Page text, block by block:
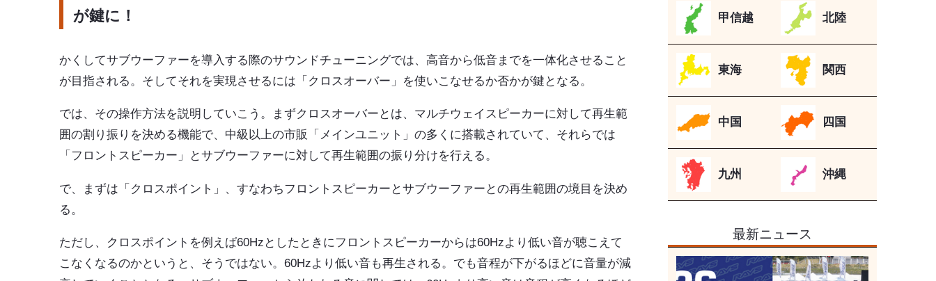
が鍵に！
かくしてサブウーファーを導入する際のサウンドチューニングでは、高音から低音までを一体化させること
が目指される。そしてそれを実現させるには「クロスオーバー」を使いこなせるか否かが鍵となる。
では、その操作方法を説明していこう。まずクロスオーバーとは、マルチウェイスピーカーに対して再生範
囲の割り振りを決める機能で、中級以上の市販「メインユニット」の多くに搭載されていて、それらでは
「フロントスピーカー」とサブウーファーに対して再生範囲の振り分けを行える。
で、まずは「クロスポイント」、すなわちフロントスピーカーとサブウーファーとの再生範囲の境目を決め
る。
ただし、クロスポイントを例えば60Hzとしたときにフロントスピーカーからは60Hzより低い音が聴こえて
こなくなるのかというと、そうではない。60Hzより低い音も再生される。でも音程が下がるほどに音量が減
甲信越 北陸
東海 関西
中国 四国
九州 沖縄
最新ニュース